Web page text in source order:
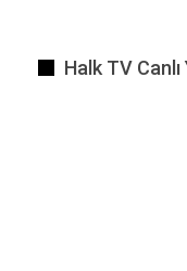
Halk TV Canlı